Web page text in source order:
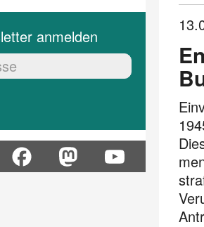
anmelden